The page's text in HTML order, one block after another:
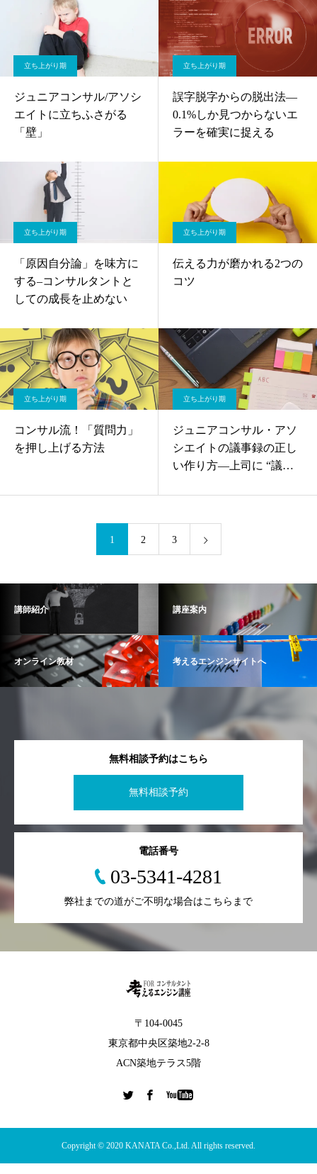
立ち上がり期
ジュニアコンサル/アソシ
エイトに立ちふさがる
「壁」
立ち上がり期
誤字脱字からの脱出法—
0.1%しか見つからないエ
ラーを確実に捉える
立ち上がり期
「原因自分論」を味方に
する–コンサルタントと
しての成長を止めない
立ち上がり期
伝える力が磨かれる2つの
コツ
立ち上がり期
コンサル流！「質問力」
を押し上げる方法
立ち上がり期
ジュニアコンサル・アソ
シエイトの議事録の正し
い作り方—上司に “議事
1 2 3
講師紹介 講座案内
オンライン教材 考えるエンジンサイトへ
無料相談予約はこちら
無料相談予約
電話番号
03-5341-4281
弊社までの道がご不明な場合はこちらまで
〒104-0045
東京都中央区築地2-2-8
ACN築地テラス5階
Copyright © 2020 KANATA Co.,Ltd. All rights reserved.